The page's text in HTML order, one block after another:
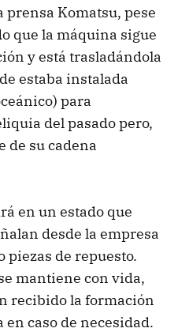
prensa Komatsu, pese
que la máquina sigue
y está trasladándola
estaba instalada
para
del pasado pero,
de su cadena
en un estado que
desde la empresa
piezas de repuesto.
mantiene con vida,
recibido la formación
caso de necesidad.